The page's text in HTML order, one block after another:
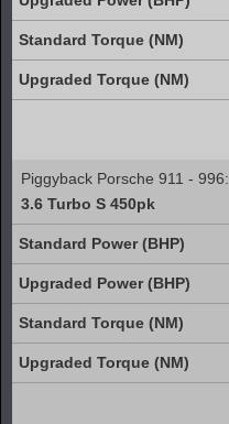
Piggyback Porsche 911 - 996:
3.6 Turbo S 450pk